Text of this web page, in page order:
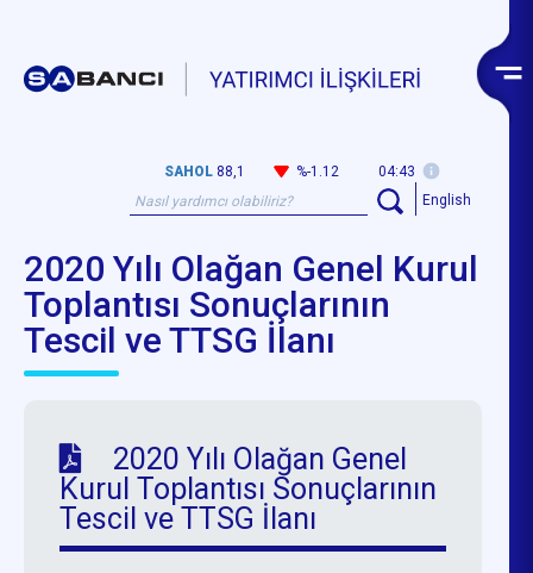
SAHOL 88,1 %-1.12
04:43
English
2020 Yılı Olağan Genel Kurul
Toplantısı Sonuçlarının
Tescil ve TTSG İlanı
2020 Yılı Olağan Genel
Kurul Toplantısı Sonuçlarının
Tescil ve TTSG İlanı